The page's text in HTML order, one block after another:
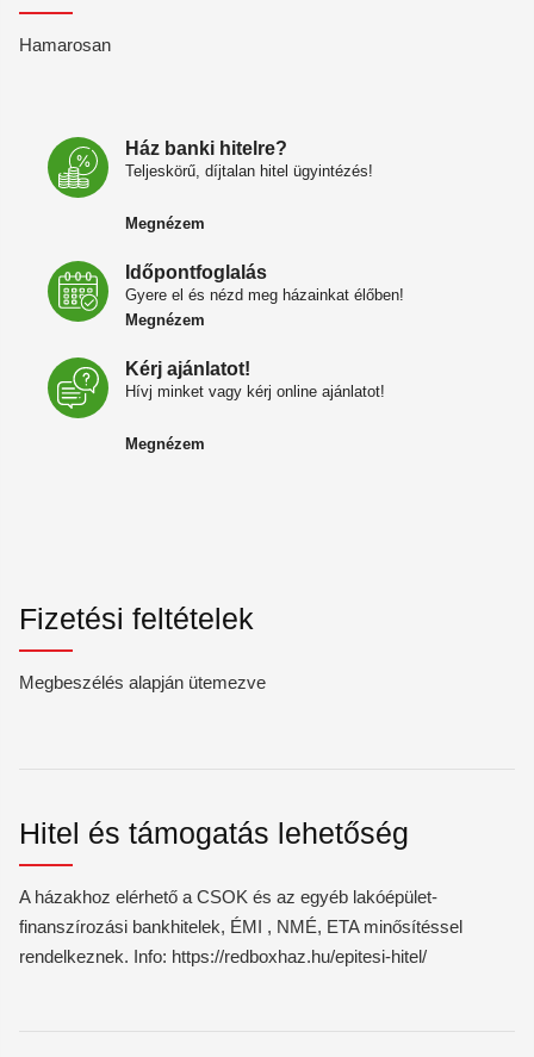
Hamarosan
Ház banki hitelre?
Teljeskörű, díjtalan hitel ügyintézés!
Megnézem
Időpontfoglalás
Gyere el és nézd meg házainkat élőben!
Megnézem
Kérj ajánlatot!
Hívj minket vagy kérj online ajánlatot!
Megnézem
Fizetési feltételek
Megbeszélés alapján ütemezve
Hitel és támogatás lehetőség
A házakhoz elérhető a CSOK és az egyéb lakóépület-
finanszírozási bankhitelek, ÉMI , NMÉ, ETA minősítéssel
rendelkeznek. Info: https://redboxhaz.hu/epitesi-hitel/